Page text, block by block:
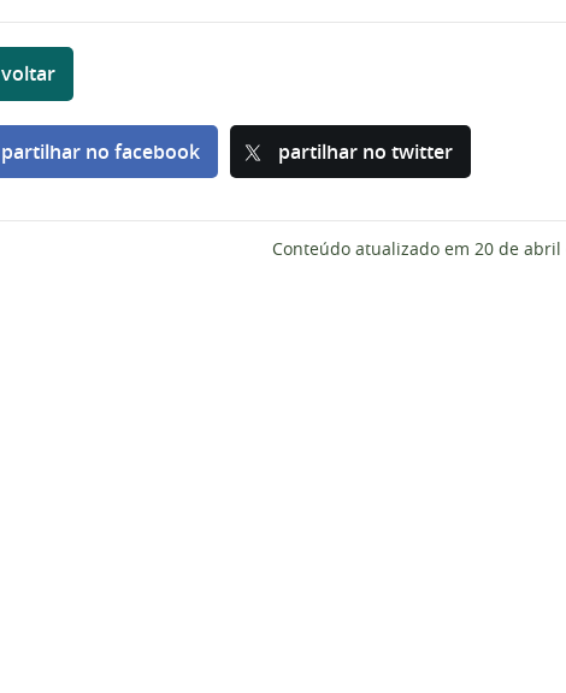
voltar
partilhar no facebook partilhar no twitter
Conteúdo atualizado em 20 de abril